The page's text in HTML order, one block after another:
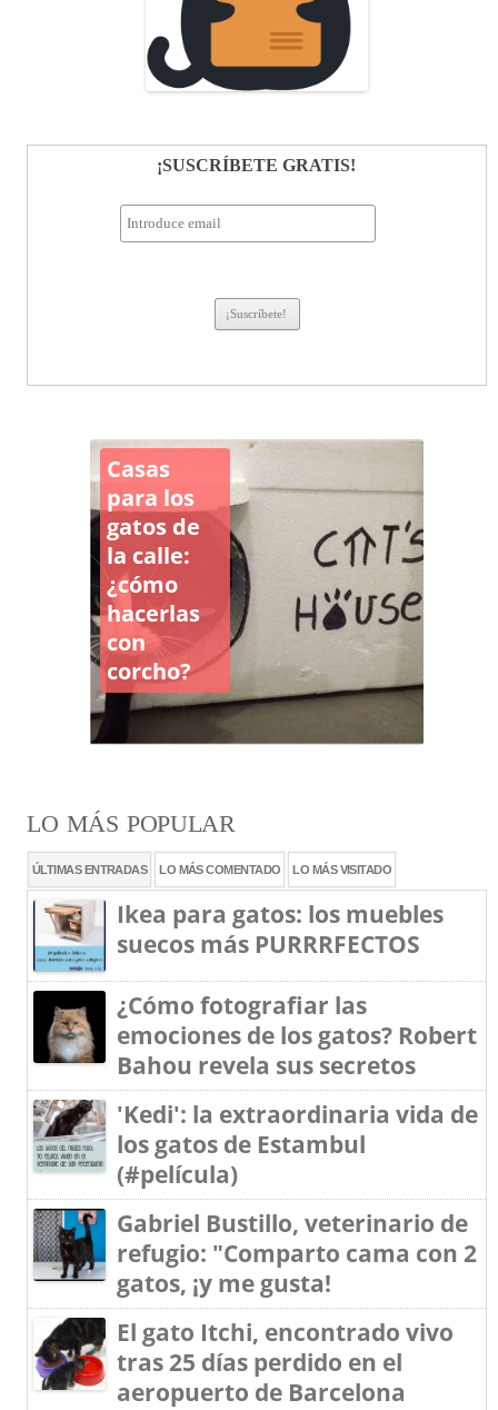
¡SUSCRÍBETE GRATIS!
Casas
para los
gatos de
la calle:
¿cómo
hacerlas
con
corcho?
LO MÁS POPULAR
ÚLTIMAS ENTRADAS LO MÁS COMENTADO LO MÁS VISITADO
Ikea para gatos: los muebles
suecos más PURRRFECTOS
¿Cómo fotografiar las
emociones de los gatos? Robert
Bahou revela sus secretos
'Kedi': la extraordinaria vida de
los gatos de Estambul
(#película)
Gabriel Bustillo, veterinario de
refugio: "Comparto cama con 2
gatos, ¡y me gusta!
El gato Itchi, encontrado vivo
tras 25 días perdido en el
aeropuerto de Barcelona